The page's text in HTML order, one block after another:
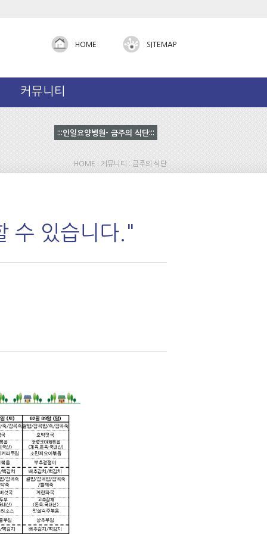
HOME SITEMAP
커뮤니티
HOME : 커뮤니티 : 금주의 식단
수 있습니다."
:::인일요양병원- 금주의 식단:::